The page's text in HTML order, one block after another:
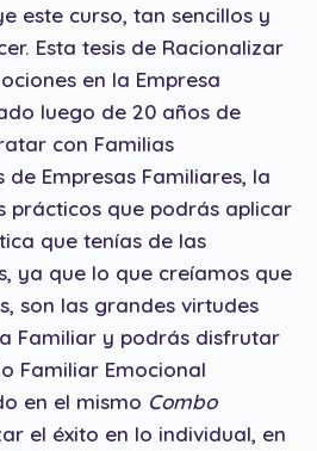
este curso, tan sencillos y
Esta tesis de Racionalizar
en la Empresa
luego de 20 años de
con Familias
de Empresas Familiares, la
prácticos que podrás aplicar
que tenías de las
ya que lo que creíamos que
son las grandes virtudes
Familiar y podrás disfrutar
Familiar Emocional
en el mismo Combo
el éxito en lo individual, en